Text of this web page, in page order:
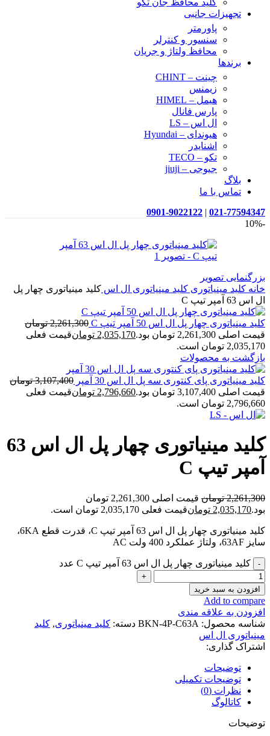
کلید محافظ جان تکو
تجهیزات جانبی
پاورمتر
سنسور و کنترلر
محافظ ولتاژ و‌ جریان
برندها
چینت – CHINT
زیمنس
هیمل – HIMEL
پارس فانال
ال اس – LS
هیوندای – Hyundai
اشنایدر
تکو – TECO
جیوجی – jiuji
بلاگ
تماس با ما
021-77594347
|
0901-9022122
-10%
بزرگنمایی تصویر
خانه کلید مینیاتوری کلید مینیاتوری ال اس کلید مینیاتوری چهار پل
ال اس 63 آمپر تیپ C
کلید مینیاتوری چهار پل ال اس 50 آمپر تیپ C 2,261,300 تومان
قیمت اصلی 2,261,300 تومان بود.
2,035,170 تومانقیمت فعلی
2,035,170 تومان است.
بازگشت به محصولات
کلید مینیاتوری پای کنتوری سه پل ال اس 30 آمپر 3,107,400 تومان
قیمت اصلی 3,107,400 تومان بود.
2,796,660 تومانقیمت فعلی
2,796,660 تومان است.
کلید مینیاتوری چهار پل ال اس 63
آمپر تیپ C
2,261,300 تومان
قیمت اصلی 2,261,300 تومان
بود.2,035,170 تومانقیمت فعلی 2,035,170 تومان است.
کلید مینیاتوری چهار پل ال اس 63 آمپر تیپ C، قدرت قطع 6KA،
سایز 63AF، ولتاژ عملکرد 400 ولت AC
کلید مینیاتوری چهار پل ال اس 63 آمپر تیپ C عدد
افزودن به سبد خرید
Add to compare
افزودن به علاقه مندی
شناسه محصول: BKN-4P-C63A دسته: کلید مینیاتوری, کلید
مینیاتوری ال اس
اشتراک گذاری:
توضیحات
توضیحات تکمیلی
نظرات (0)
کاتالوگ
توضیحات